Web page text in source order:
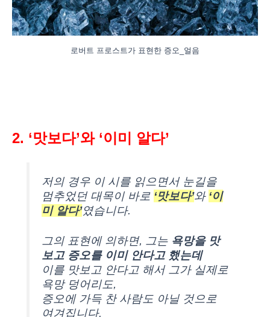
로버트 프로스트가 표현한 증오_얼음
2. ‘맛보다’와 ‘이미 알다’
저의 경우 이 시를 읽으면서 눈길을
멈추었던 대목이 바로 ‘맛보다’와 ‘이
미 알다’였습니다.
그의 표현에 의하면, 그는 욕망을 맛
보고 증오를 이미 안다고 했는데
이를 맛보고 안다고 해서 그가 실제로
욕망 덩어리도,
증오에 가득 찬 사람도 아닐 것으로
여겨집니다.